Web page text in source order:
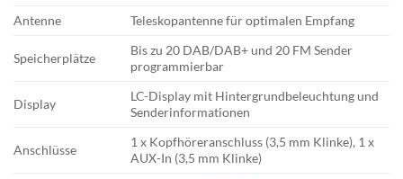
Antenne
Teleskopantenne für optimalen Empfang
Speicherplätze
Bis zu 20 DAB/DAB+ und 20 FM Sender
programmierbar
Display
LC-Display mit Hintergrundbeleuchtung und
Senderinformationen
Anschlüsse
1 x Kopfhöreranschluss (3,5 mm Klinke), 1 x
AUX-In (3,5 mm Klinke)